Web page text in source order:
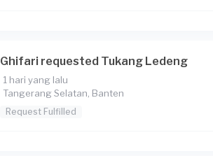
Ghifari requested Tukang Ledeng
1 hari yang lalu
Tangerang Selatan, Banten
Request Fulfilled